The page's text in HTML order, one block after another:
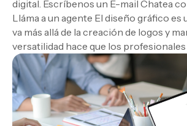
Biblioteca
USAP Plus
DUX
Matricularme Ahora
Escuela de Ciencias Industriales
Escuela de Mercadotecnia
Escuela de Diseño
Escuela de Turismo y Lenguas
Escuela de Ciencias Agronómicas
Escuela de Derecho
Escuela de Ciencias de la
Datos de contacto
admisiones@usap.edu
Honduras
VIDA USAP
Vida estudiantil
Beneficios
Calendario académico
Consultorio jurídico
Materiales para alumnos
EXCELENCIA USAP
global
Conocé el programa 4+1
Novedad
Las carreras más
Leer artículo
digital. Escríbenos un E-mail Chatea
Lláma a un agente El diseño gráfico es
va más allá de la creación de logos y
versatilidad hace que los